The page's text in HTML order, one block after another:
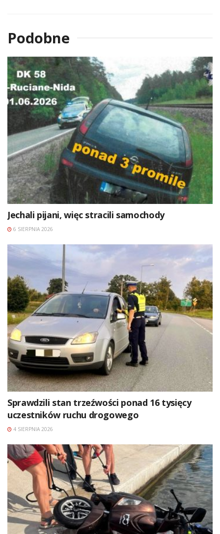
Podobne
Jechali pijani, więc stracili samochody
6 SIERPNIA 2026
Sprawdzili stan trzeźwości ponad 16 tysięcy
uczestników ruchu drogowego
4 SIERPNIA 2026